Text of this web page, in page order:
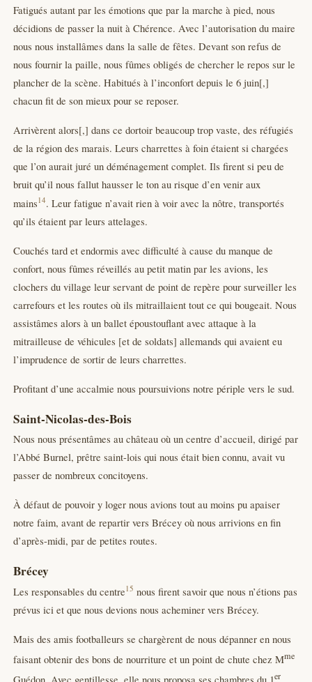
Fatigués autant par les émotions que par la marche à pied, nous
décidions de passer la nuit à Chérence. Avec l’autorisation du maire
nous nous installâmes dans la salle de fêtes. Devant son refus de
nous fournir la paille, nous fûmes obligés de chercher le repos sur le
plancher de la scène. Habitués à l’inconfort depuis le 6 juin[,]
chacun fit de son mieux pour se reposer.
Arrivèrent alors[,] dans ce dortoir beaucoup trop vaste, des réfugiés
de la région des marais. Leurs charrettes à foin étaient si chargées
que l’on aurait juré un déménagement complet. Ils firent si peu de
bruit qu’il nous fallut hausser le ton au risque d’en venir aux
mains14. Leur fatigue n’avait rien à voir avec la nôtre, transportés
qu’ils étaient par leurs attelages.
Couchés tard et endormis avec difficulté à cause du manque de
confort, nous fûmes réveillés au petit matin par les avions, les
clochers du village leur servant de point de repère pour surveiller les
carrefours et les routes où ils mitraillaient tout ce qui bougeait. Nous
assistâmes alors à un ballet époustouflant avec attaque à la
mitrailleuse de véhicules [et de soldats] allemands qui avaient eu
l’imprudence de sortir de leurs charrettes.
Profitant d’une accalmie nous poursuivions notre périple vers le sud.
Saint-Nicolas-des-Bois
Nous nous présentâmes au château où un centre d’accueil, dirigé par
l’Abbé Burnel, prêtre saint-lois qui nous était bien connu, avait vu
passer de nombreux concitoyens.
À défaut de pouvoir y loger nous avions tout au moins pu apaiser
notre faim, avant de repartir vers Brécey où nous arrivions en fin
d’après-midi, par de petites routes.
Brécey
Les responsables du centre15 nous firent savoir que nous n’étions pas
prévus ici et que nous devions nous acheminer vers Brécey.
Mais des amis footballeurs se chargèrent de nous dépanner en nous
faisant obtenir des bons de nourriture et un point de chute chez Mme
er